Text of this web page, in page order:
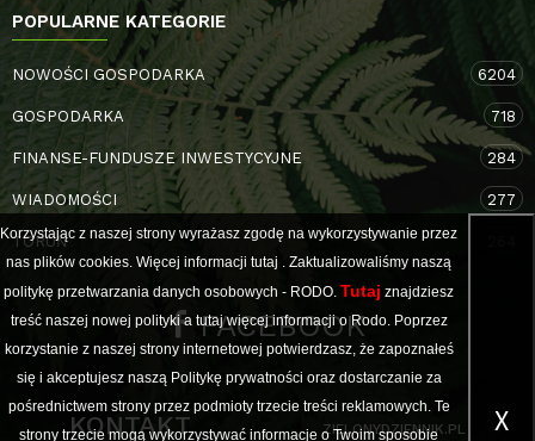
POPULARNE KATEGORIE
NOWOŚCI GOSPODARKA 6204
GOSPODARKA 718
FINANSE-FUNDUSZE INWESTYCYJNE 284
WIADOMOŚCI 277
TORUŃ
FACEBOOK
KONTAKT ZIELONYDZIENNIK.PL
Korzystając z naszej strony wyrażasz zgodę na wykorzystywanie przez
nas plików cookies. Więcej informacji tutaj . Zaktualizowaliśmy naszą
politykę przetwarzania danych osobowych - RODO. Tutaj znajdziesz
treść naszej nowej polityki a tutajwięcej informacji o Rodo. Poprzez
korzystanie z naszej strony internetowej potwierdzasz, że zapoznałeś
się i akceptujesz naszą Politykę prywatności oraz dostarczanie za
pośrednictwem strony przez podmioty trzecie treści reklamowych. Te
strony trzecie mogą wykorzystywać informacje o Twoim sposobie
X